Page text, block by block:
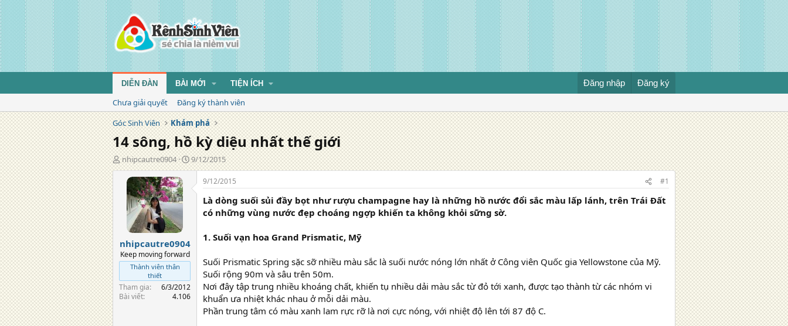
DIỄN ĐÀN BÀI MỚI TIỆN ÍCH Đăng nhập Đăng ký
Chưa giải quyết
Đăng ký thành viên
Góc Sinh Viên
Khám phá
14 sông, hồ kỳ diệu nhất thế giới
T
á
nhipcautre0904
N
g
y
9/12/2015
nhipcautre0904
Keep moving forward
Thành viên thân
thiết
Tham gia
6/3/2012
Bài viết
4.106
9/12/2015 #1
Là dòng suối sủi đầy bọt như rượu champagne hay là những hồ nước đổi sắc màu lấp lánh, trên Trái Đất
có những vùng nước đẹp choáng ngợp khiến ta không khỏi sững sờ.
1. Suối vạn hoa Grand Prismatic, Mỹ
Suối Prismatic Spring sặc sỡ nhiều màu sắc là suối nước nóng lớn nhất ở Công viên Quốc gia Yellowstone của Mỹ.
Suối rộng 90m và sâu trên 50m.
Nơi đây tập trung nhiều khoáng chất, khiến tụ nhiều dải màu sắc từ đỏ tới xanh, được tạo thành từ các nhóm vi
khuẩn ưa nhiệt khác nhau ở mỗi dải màu.
Phần trung tâm có màu xanh lam rực rỡ là nơi cực nóng, với nhiệt độ lên tới 87 độ C.